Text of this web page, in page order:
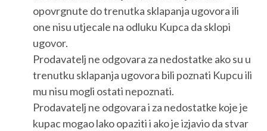
opovrgnute do trenutka sklapanja ugovora ili
one nisu utjecale na odluku Kupca da sklopi
ugovor.
Prodavatelj ne odgovara za nedostatke ako su u
trenutku sklapanja ugovora bili poznati Kupcu ili
mu nisu mogli ostati nepoznati.
Prodavatelj ne odgovara i za nedostatke koje je
kupac mogao lako opaziti i ako je izjavio da stvar